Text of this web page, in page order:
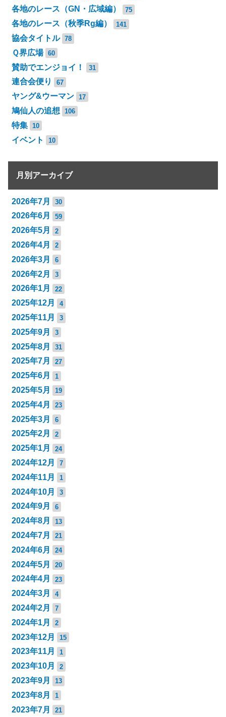
各地のレース（GN・広域編） 75
各地のレース（秋季Rg編） 141
協会タイトル 78
Ｑ界広場 60
賛助でエンジョイ！ 31
連合会便り 67
ヤング&ウーマン 17
鳩仙人の追想 106
特集 10
イベント 10
月別アーカイブ
2026年7月 30
2026年6月 59
2026年5月 2
2026年4月 2
2026年3月 6
2026年2月 3
2026年1月 22
2025年12月 4
2025年11月 3
2025年9月 3
2025年8月 31
2025年7月 27
2025年6月 1
2025年5月 19
2025年4月 23
2025年3月 6
2025年2月 2
2025年1月 24
2024年12月 7
2024年11月 1
2024年10月 3
2024年9月 6
2024年8月 13
2024年7月 21
2024年6月 24
2024年5月 20
2024年4月 23
2024年3月 4
2024年2月 7
2024年1月 2
2023年12月 15
2023年11月 1
2023年10月 2
2023年9月 13
2023年8月 1
2023年7月 21